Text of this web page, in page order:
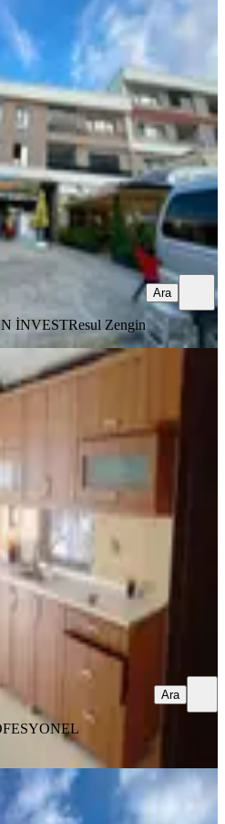
Kiralık Daire
Mahallesi
·1. Kat 23.07.2026
İNVESTResul Zengin
Ara
Emlak'tan Pelitli
3+1 Kıralık Da
Mahallesi
· 3. Kat 23.07.2026
Ömer Aygün
Ara
Pelitli'de Kiralık Daire